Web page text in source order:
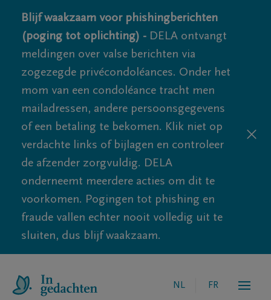
Blijf waakzaam voor phishingberichten
(poging tot oplichting) - DELA ontvangt
meldingen over valse berichten via
zogezegde privécondoléances. Onder het
mom van een condoléance tracht men
mailadressen, andere persoonsgegevens
of een betaling te bekomen. Klik niet op
verdachte links of bijlagen en controleer
de afzender zorgvuldig. DELA
onderneemt meerdere acties om dit te
voorkomen. Pogingen tot phishing en
fraude vallen echter nooit volledig uit te
sluiten, dus blijf waakzaam.
NL FR